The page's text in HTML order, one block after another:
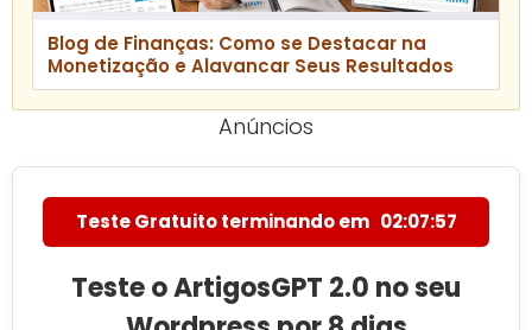
Blog de Finanças: Como se Destacar na
Monetização e Alavancar Seus Resultados
Anúncios
Teste Gratuito terminando em 02:07:55
Teste o ArtigosGPT 2.0 no seu